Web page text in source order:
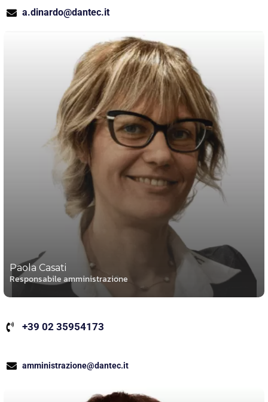
a.dinardo@dantec.it
Paola Casati
Responsabile amministrazione
+39 02 35954173
amministrazione@dantec.it